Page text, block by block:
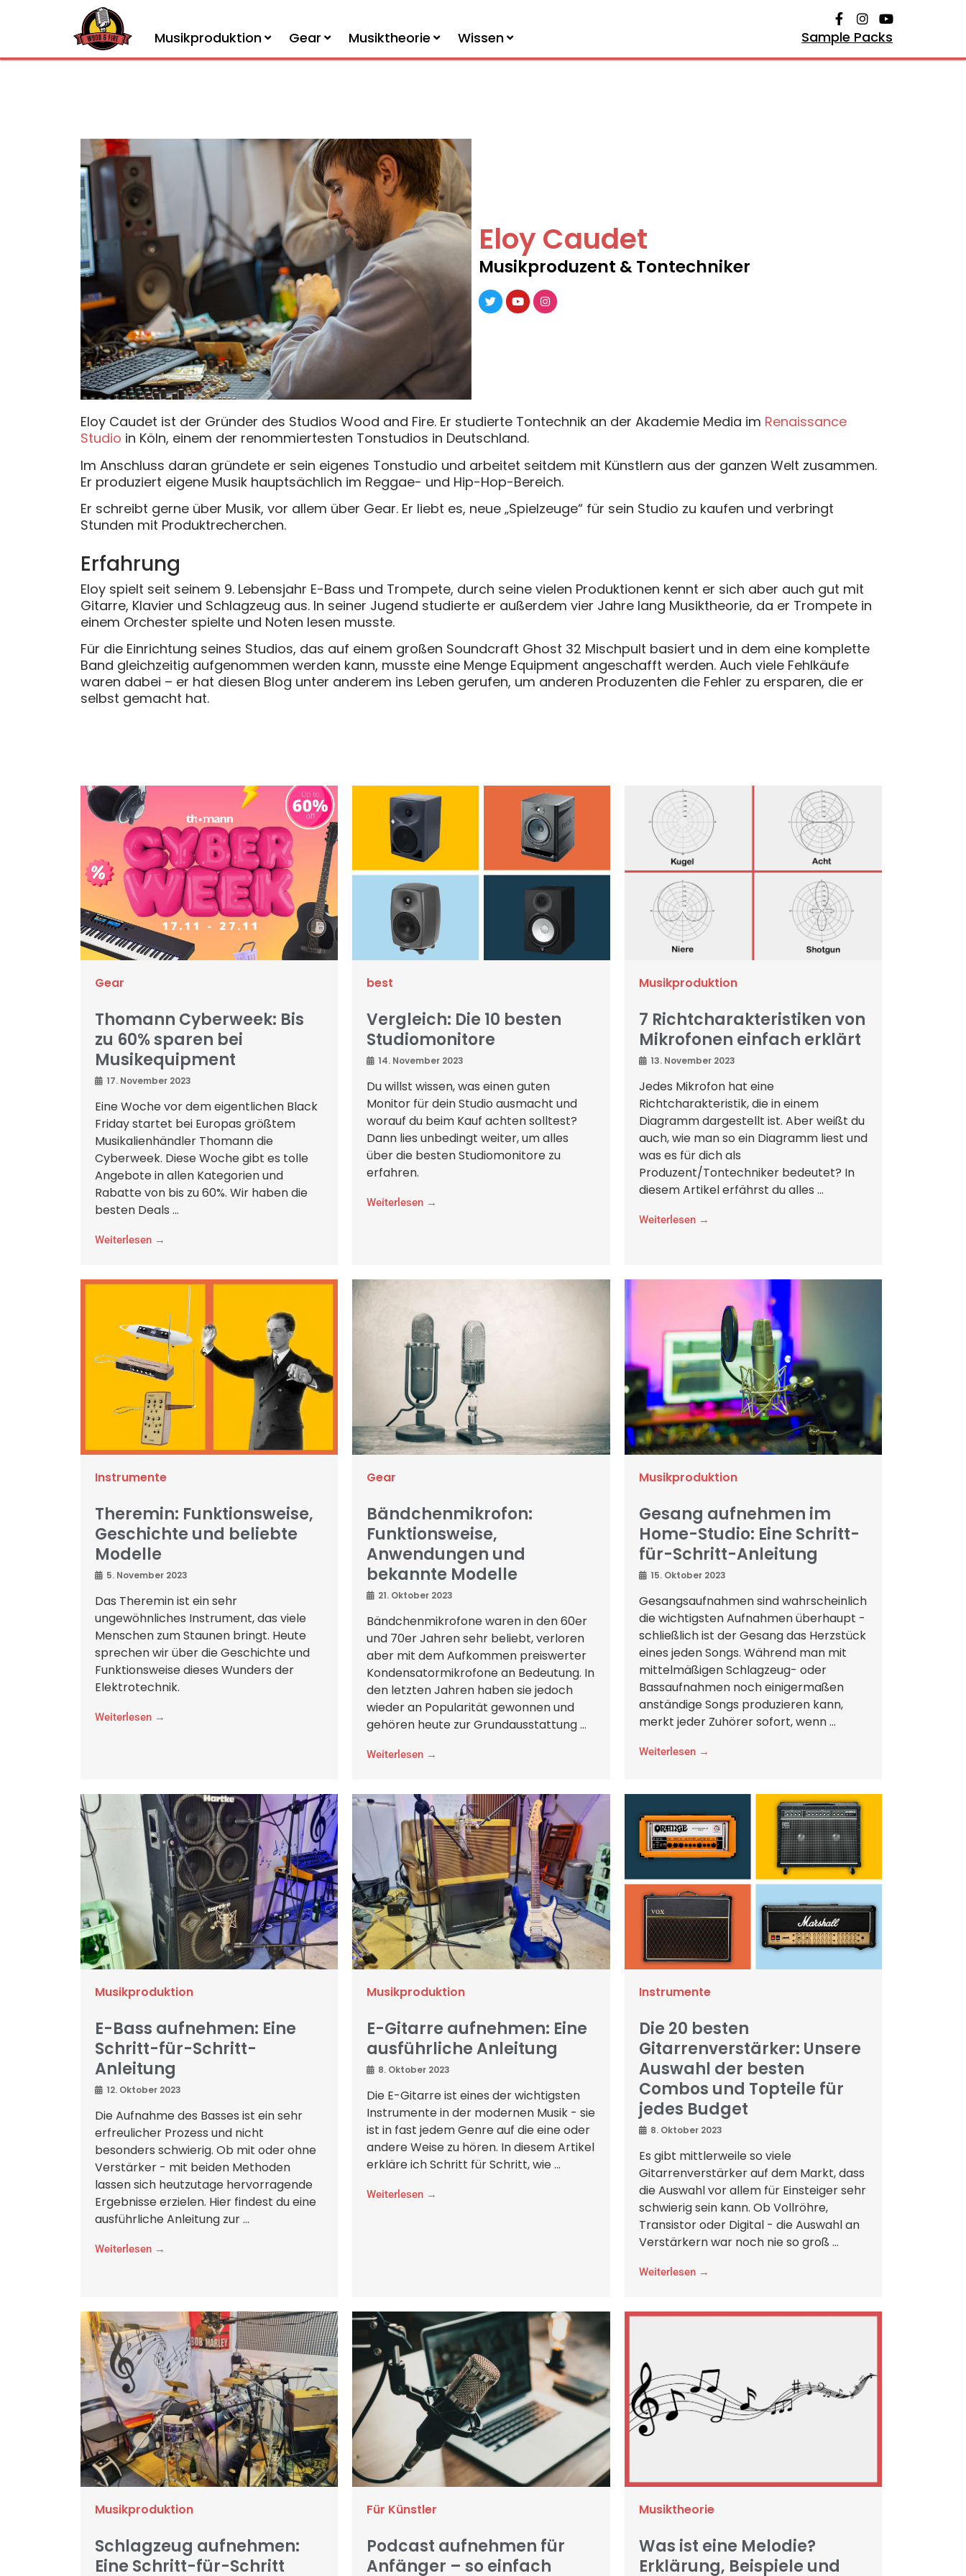
Musikproduktion Gear Musiktheorie Wissen Sample Packs
Eloy Caudet
Musikproduzent & Tontechniker
Eloy Caudet ist der Gründer des Studios Wood and Fire. Er studierte Tontechnik an der Akademie Media im Renaissance
Studio in Köln, einem der renommiertesten Tonstudios in Deutschland.
Im Anschluss daran gründete er sein eigenes Tonstudio und arbeitet seitdem mit Künstlern aus der ganzen Welt zusammen.
Er produziert eigene Musik hauptsächlich im Reggae- und Hip-Hop-Bereich.
Er schreibt gerne über Musik, vor allem über Gear. Er liebt es, neue „Spielzeuge“ für sein Studio zu kaufen und verbringt
Stunden mit Produktrecherchen.
Erfahrung
Eloy spielt seit seinem 9. Lebensjahr E-Bass und Trompete, durch seine vielen Produktionen kennt er sich aber auch gut mit
Gitarre, Klavier und Schlagzeug aus. In seiner Jugend studierte er außerdem vier Jahre lang Musiktheorie, da er Trompete in
einem Orchester spielte und Noten lesen musste.
Für die Einrichtung seines Studios, das auf einem großen Soundcraft Ghost 32 Mischpult basiert und in dem eine komplette
Band gleichzeitig aufgenommen werden kann, musste eine Menge Equipment angeschafft werden. Auch viele Fehlkäufe
waren dabei – er hat diesen Blog unter anderem ins Leben gerufen, um anderen Produzenten die Fehler zu ersparen, die er
selbst gemacht hat.
Gear
Thomann Cyberweek: Bis
zu 60% sparen bei
Musikequipment
17. November 2023
Eine Woche vor dem eigentlichen Black
Friday startet bei Europas größtem
Musikalienhändler Thomann die
Cyberweek. Diese Woche gibt es tolle
Angebote in allen Kategorien und
Rabatte von bis zu 60%. Wir haben die
besten Deals ...
Weiterlesen →
best
Vergleich: Die 10 besten
Studiomonitore
14. November 2023
Du willst wissen, was einen guten
Monitor für dein Studio ausmacht und
worauf du beim Kauf achten solltest?
Dann lies unbedingt weiter, um alles
über die besten Studiomonitore zu
erfahren.
Weiterlesen →
Musikproduktion
7 Richtcharakteristiken von
Mikrofonen einfach erklärt
13. November 2023
Jedes Mikrofon hat eine
Richtcharakteristik, die in einem
Diagramm dargestellt ist. Aber weißt du
auch, wie man so ein Diagramm liest und
was es für dich als
Produzent/Tontechniker bedeutet? In
diesem Artikel erfährst du alles ...
Weiterlesen →
Instrumente
Theremin: Funktionsweise,
Geschichte und beliebte
Modelle
5. November 2023
Das Theremin ist ein sehr
ungewöhnliches Instrument, das viele
Menschen zum Staunen bringt. Heute
sprechen wir über die Geschichte und
Funktionsweise dieses Wunders der
Elektrotechnik.
Weiterlesen →
Gear
Bändchenmikrofon:
Funktionsweise,
Anwendungen und
bekannte Modelle
21. Oktober 2023
Bändchenmikrofone waren in den 60er
und 70er Jahren sehr beliebt, verloren
aber mit dem Aufkommen preiswerter
Kondensatormikrofone an Bedeutung. In
den letzten Jahren haben sie jedoch
wieder an Popularität gewonnen und
gehören heute zur Grundausstattung ...
Weiterlesen →
Musikproduktion
Gesang aufnehmen im
Home-Studio: Eine Schritt-
für-Schritt-Anleitung
15. Oktober 2023
Gesangsaufnahmen sind wahrscheinlich
die wichtigsten Aufnahmen überhaupt -
schließlich ist der Gesang das Herzstück
eines jeden Songs. Während man mit
mittelmäßigen Schlagzeug- oder
Bassaufnahmen noch einigermaßen
anständige Songs produzieren kann,
merkt jeder Zuhörer sofort, wenn ...
Weiterlesen →
Musikproduktion
E-Bass aufnehmen: Eine
Schritt-für-Schritt-
Anleitung
12. Oktober 2023
Die Aufnahme des Basses ist ein sehr
erfreulicher Prozess und nicht
besonders schwierig. Ob mit oder ohne
Verstärker - mit beiden Methoden
lassen sich heutzutage hervorragende
Ergebnisse erzielen. Hier findest du eine
ausführliche Anleitung zur ...
Weiterlesen →
Musikproduktion
E-Gitarre aufnehmen: Eine
ausführliche Anleitung
8. Oktober 2023
Die E-Gitarre ist eines der wichtigsten
Instrumente in der modernen Musik - sie
ist in fast jedem Genre auf die eine oder
andere Weise zu hören. In diesem Artikel
erkläre ich Schritt für Schritt, wie ...
Weiterlesen →
Instrumente
Die 20 besten
Gitarrenverstärker: Unsere
Auswahl der besten
Combos und Topteile für
jedes Budget
8. Oktober 2023
Es gibt mittlerweile so viele
Gitarrenverstärker auf dem Markt, dass
die Auswahl vor allem für Einsteiger sehr
schwierig sein kann. Ob Vollröhre,
Transistor oder Digital - die Auswahl an
Verstärkern war noch nie so groß ...
Weiterlesen →
Musikproduktion
Schlagzeug aufnehmen:
Eine Schritt-für-Schritt
Für Künstler
Podcast aufnehmen für
Anfänger – so einfach
Musiktheorie
Was ist eine Melodie?
Erklärung, Beispiele und